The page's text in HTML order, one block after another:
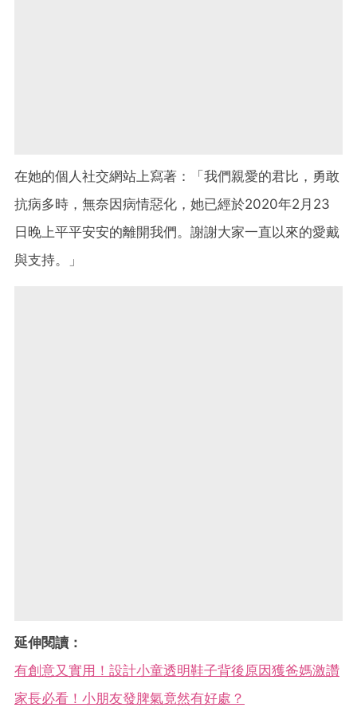
在她的個人社交網站上寫著：「我們親愛的君比，勇敢
抗病多時，無奈因病情惡化，她已經於2020年2月23
日晚上平平安安的離開我們。謝謝大家一直以來的愛戴
與支持。」
延伸閱讀：
有創意又實用！設計小童透明鞋子背後原因獲爸媽激讚
家長必看！小朋友發脾氣竟然有好處？